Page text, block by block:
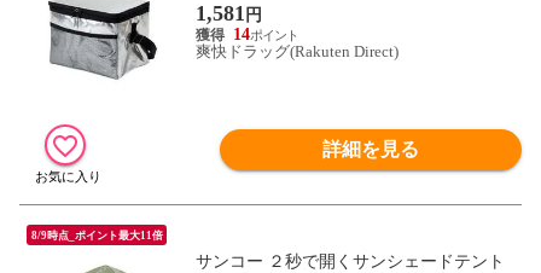
1,581 円
14
爽快ドラッグ(Rakuten Direct)
詳細を見る
8/9時点_ポイント最大11倍
サンコー ２秒で開くサンシェードテント